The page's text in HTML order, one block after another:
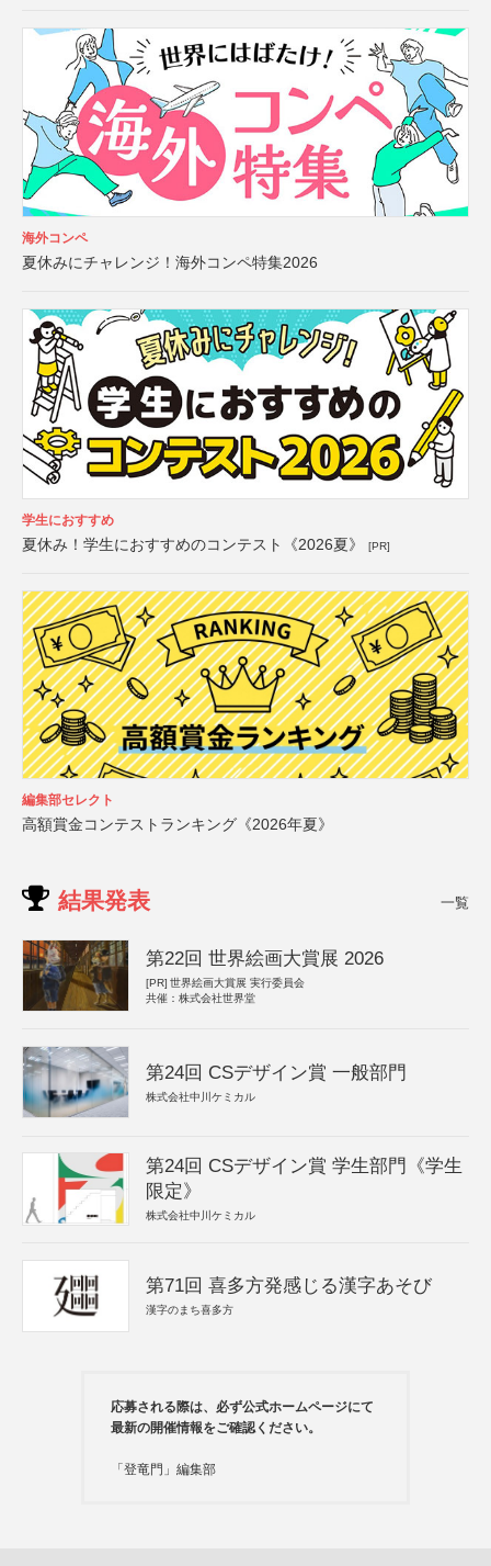
海外コンペ
夏休みにチャレンジ！海外コンペ特集2026
学生におすすめ
夏休み！学生におすすめのコンテスト《2026夏》 [PR]
編集部セレクト
高額賞金コンテストランキング《2026年夏》
結果発表 一覧
第22回 世界絵画大賞展 2026
[PR] 世界絵画大賞展 実行委員会
共催：株式会社世界堂
第24回 CSデザイン賞 一般部門
株式会社中川ケミカル
第24回 CSデザイン賞 学生部門《学生
限定》
株式会社中川ケミカル
第71回 喜多方発感じる漢字あそび
漢字のまち喜多方
応募される際は、必ず公式ホームページにて
最新の開催情報をご確認ください。
「登竜門」編集部